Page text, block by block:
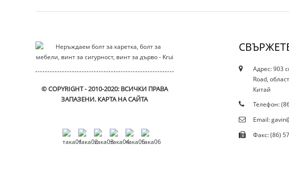
плъзгаща се_скоба
© COPYRIGHT - 2010-2020: ВСИЧКИ ПРАВА
ЗАПАЗЕНИ. КАРТА НА САЙТА
Адрес: 903
Road,
Китай
Телефон:
Email:
Факс: (86)